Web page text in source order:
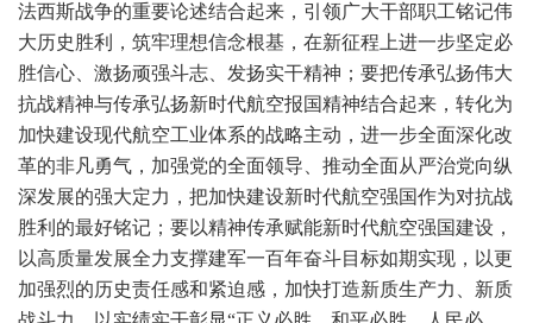
法西斯战争的重要论述结合起来，引领广大干部职工铭记伟
大历史胜利，筑牢理想信念根基，在新征程上进一步坚定必
胜信心、激扬顽强斗志、发扬实干精神；要把传承弘扬伟大
抗战精神与传承弘扬新时代航空报国精神结合起来，转化为
加快建设现代航空工业体系的战略主动，进一步全面深化改
革的非凡勇气，加强党的全面领导、推动全面从严治党向纵
深发展的强大定力，把加快建设新时代航空强国作为对抗战
胜利的最好铭记；要以精神传承赋能新时代航空强国建设，
以高质量发展全力支撑建军一百年奋斗目标如期实现，以更
加强烈的历史责任感和紧迫感，加快打造新质生产力、新质